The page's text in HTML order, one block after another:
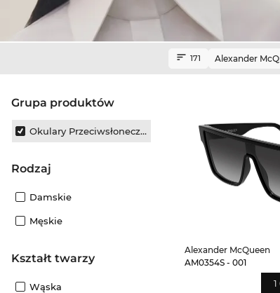
grupa produktów
Okulary Przeciwsłoneczne
Rodzaj
Damskie
Męskie
Kształt twarzy
Wąska
171 Alexander
Alexander McQueen
AM0354S - 001